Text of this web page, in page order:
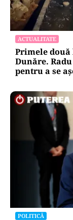
ACTUALITATE
Primele două
Dunăre.
pentru a se
POLITICĂ